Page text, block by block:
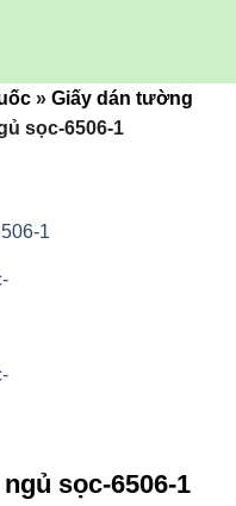
» Giấy dán tường
sọc-6506-1
sọc-6506-1